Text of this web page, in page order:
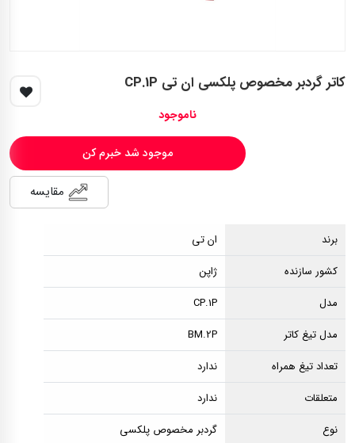
کاتر گردبر مخصوص پلکسی ان تی CP.1P
ناموجود
موجود شد خبرم کن
مقایسه
برند
ان تی
کشور سازنده
ژاپن
مدل
CP.1P
مدل تیغ کاتر
BM.2P
تعداد تیغ همراه
ندارد
متعلقات
ندارد
نوع
گردبر مخصوص پلکسی